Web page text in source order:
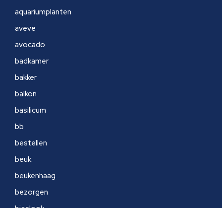
aquariumplanten
aveve
avocado
badkamer
bakker
balkon
basilicum
bb
bestellen
beuk
beukenhaag
bezorgen